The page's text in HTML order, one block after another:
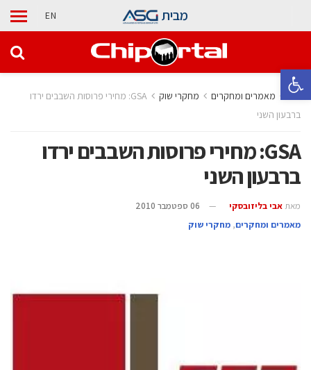
פתח סרגל נגישות
מבית EN
בית מאמרים ומחקרים מחקרי שוק
GSA: מחירי פרוסות השבבים ירדו
ברבעון השני
GSA: מחירי פרוסות השבבים ירדו
ברבעון השני
מאת אבי בליזובסקי
06 ספטמבר 2010
מאמרים ומחקרים, מחקרי שוק